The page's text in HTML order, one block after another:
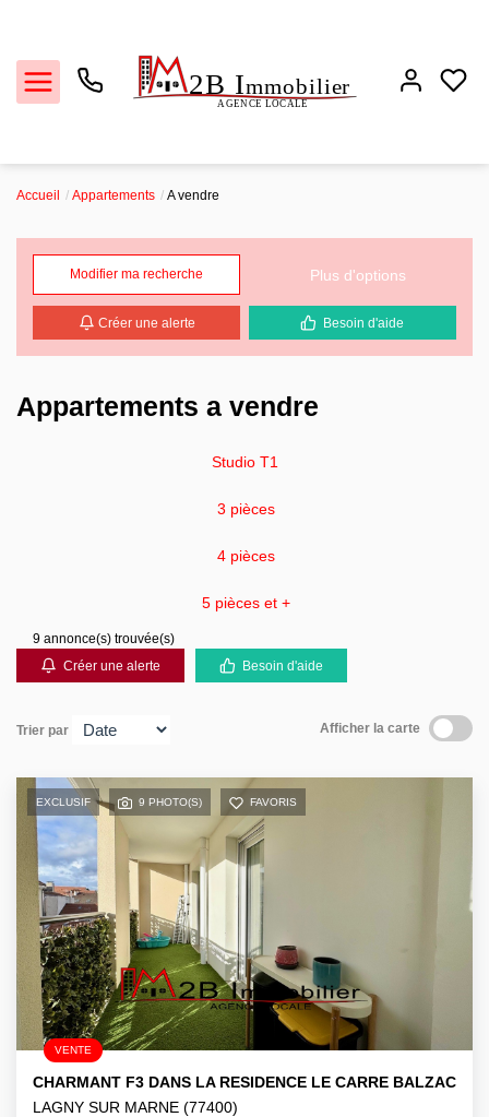
Locations
Estimation
Biens vendus
Accueil Appartements A vendre
Modifier ma recherche Plus d'options
Créer une alerte Besoin d'aide
Appartements a vendre
Studio T1
3 pièces
4 pièces
5 pièces et +
9 annonce(s) trouvée(s)
Créer une alerte
Besoin d'aide
Trier par Afficher la carte
EXCLUSIF 9 PHOTO(S) FAVORIS
VENTE
CHARMANT F3 DANS LA RESIDENCE LE CARRE BALZAC
LAGNY SUR MARNE (77400)